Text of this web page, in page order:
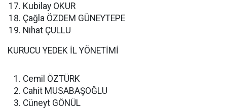
Kubilay OKUR
Çağla ÖZDEM GÜNEYTEPE
Nihat ÇULLU
KURUCU YEDEK İL YÖNETİMİ
Cemil ÖZTÜRK
Cahit MUSABAŞOĞLU
Cüneyt GÖNÜL